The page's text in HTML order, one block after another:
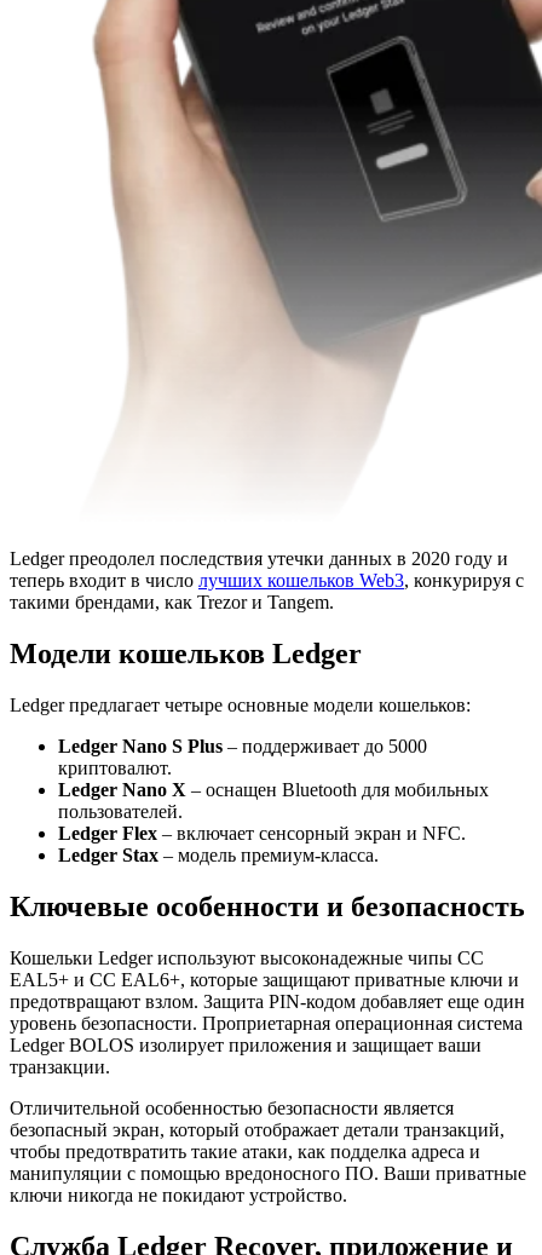
Ledger преодолел последствия утечки данных в 2020 году и
теперь входит в число лучших кошельков Web3, конкурируя с
такими брендами, как Trezor и Tangem.
Модели кошельков Ledger
Ledger предлагает четыре основные модели кошельков:
Ledger Nano S Plus – поддерживает до 5000
криптовалют.
Ledger Nano X – оснащен Bluetooth для мобильных
пользователей.
Ledger Flex – включает сенсорный экран и NFC.
Ledger Stax – модель премиум-класса.
Ключевые особенности и безопасность
Кошельки Ledger используют высоконадежные чипы CC
EAL5+ и CC EAL6+, которые защищают приватные ключи и
предотвращают взлом. Защита PIN-кодом добавляет еще один
уровень безопасности. Проприетарная операционная система
Ledger BOLOS изолирует приложения и защищает ваши
транзакции.
Отличительной особенностью безопасности является
безопасный экран, который отображает детали транзакций,
чтобы предотвратить такие атаки, как подделка адреса и
манипуляции с помощью вредоносного ПО. Ваши приватные
ключи никогда не покидают устройство.
Служба Ledger Recover, приложение и